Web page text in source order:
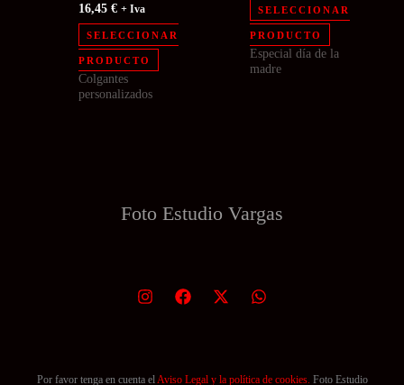
16,45€ + Iva
SELECCIONAR
PRODUCTO
Colgantes
personalizados
SELECCIONAR
PRODUCTO
Especial día de la
madre
Foto Estudio Vargas
Por favor tenga en cuenta elAviso Legal y la política de cookies. Foto Estudio